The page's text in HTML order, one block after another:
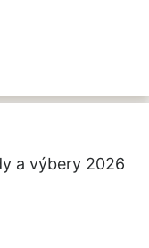
a výbery 2026